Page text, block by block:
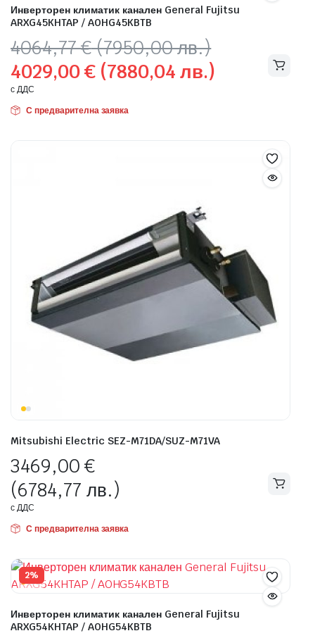
Инверторен климатик канален General Fujitsu
ARXG45KHTAP / AOHG45KBTB
4064,77€(7950,00 лв.)
Original
price
was:
4064,77 €
(7950,00
4029,00€(7880,04 лв.)
Текущата
цена
е:
4029,00 €
(7880,04
с ДДС
С предварителна заявка
Mitsubishi Electric SEZ-M71DA/SUZ-M71VA
3469,00€
(6784,77 лв.)
с ДДС
С предварителна заявка
2%
Инверторен климатик канален General Fujitsu
ARXG54KHTAP / AOHG54KBTB